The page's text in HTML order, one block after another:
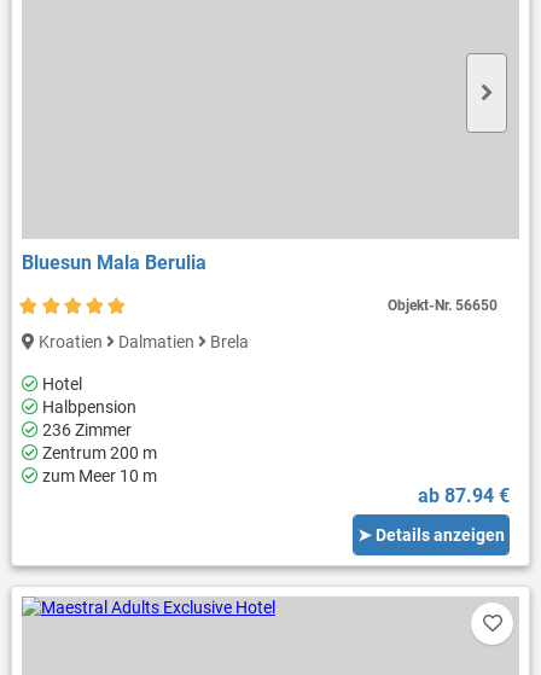
Bluesun Mala Berulia
Kroatien Dalmatien Brela
Hotel
Halbpension
236 Zimmer
Zentrum 200 m
zum Meer 10 m
ab 87.94 €
➤ Details anzeigen
Objekt-Nr.56650